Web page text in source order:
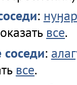
:
все.
:
все.